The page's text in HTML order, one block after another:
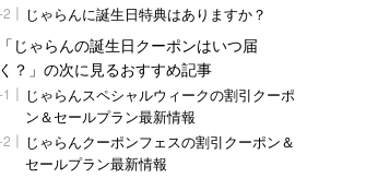
じゃらんに誕生日特典はありますか？
「じゃらんの誕生日クーポンはいつ届
く？」の次に見るおすすめ記事
じゃらんスペシャルウィークの割引クーポ
ン＆セールプラン最新情報
じゃらんクーポンフェスの割引クーポン＆
セールプラン最新情報